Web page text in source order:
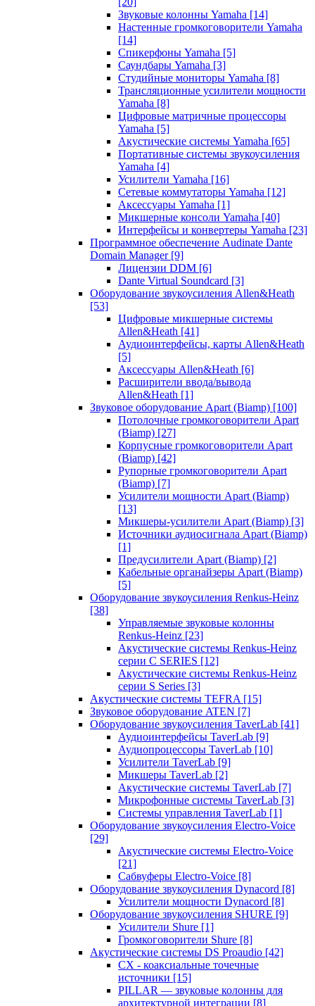
Звуковые колонны Yamaha [14]
Настенные громкоговорители Yamaha
[14]
Спикерфоны Yamaha [5]
Саундбары Yamaha [3]
Студийные мониторы Yamaha [8]
Трансляционные усилители мощности
Yamaha [8]
Цифровые матричные процессоры
Yamaha [5]
Акустические системы Yamaha [65]
Портативные системы звукоусиления
Yamaha [4]
Усилители Yamaha [16]
Сетевые коммутаторы Yamaha [12]
Аксессуары Yamaha [1]
Микшерные консоли Yamaha [40]
Интерфейсы и конвертеры Yamaha [23]
Программное обеспечение Audinate Dante
Domain Manager [9]
Лицензии DDM [6]
Dante Virtual Soundcard [3]
Оборудование звукоусиления Allen&Heath
[53]
Цифровые микшерные системы
Allen&Heath [41]
Аудиоинтерфейсы, карты Allen&Heath
[5]
Аксессуары Allen&Heath [6]
Расширители ввода/вывода
Allen&Heath [1]
Звуковое оборудование Apart (Biamp) [100]
Потолочные громкоговорители Apart
(Biamp) [27]
Корпусные громкоговорители Apart
(Biamp) [42]
Рупорные громкоговорители Apart
(Biamp) [7]
Усилители мощности Apart (Biamp)
[13]
Микшеры-усилители Apart (Biamp) [3]
Источники аудиосигнала Apart (Biamp)
[1]
Предусилители Apart (Biamp) [2]
Кабельные органайзеры Apart (Biamp)
[5]
Оборудование звукоусиления Renkus-Heinz
[38]
Управляемые звуковые колонны
Renkus-Heinz [23]
Акустические системы Renkus-Heinz
серии C SERIES [12]
Акустические системы Renkus-Heinz
серии S Series [3]
Акустические системы TEFRA [15]
Звуковое оборудование ATEN [7]
Оборудование звукоусиления TaverLab [41]
Аудиоинтерфейсы TaverLab [9]
Аудиопроцессоры TaverLab [10]
Усилители TaverLab [9]
Микшеры TaverLab [2]
Акустические системы TaverLab [7]
Микрофонные системы TaverLab [3]
Системы управления TaverLab [1]
Оборудование звукоусиления Electro-Voice
[29]
Акустические системы Electro-Voice
[21]
Сабвуферы Electro-Voice [8]
Оборудование звукоусиления Dynacord [8]
Усилители мощности Dynacord [8]
Оборудование звукоусиления SHURE [9]
Усилители Shure [1]
Громкоговорители Shure [8]
Акустические системы DS Proaudio [42]
CX - коаксиальные точечные
источники [15]
PILLAR — звуковые колонны для
архитектурной интеграции [8]